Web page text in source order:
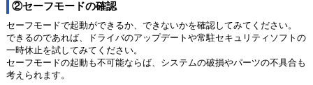
②セーフモードの確認
セーフモードで起動ができるか、できないかを確認してみてください。
できるのであれば、ドライバのアップデートや常駐セキュリティソフトの
一時休止を試してみてください。
セーフモードの起動も不可能ならば、システムの破損やパーツの不具合も
考えられます。